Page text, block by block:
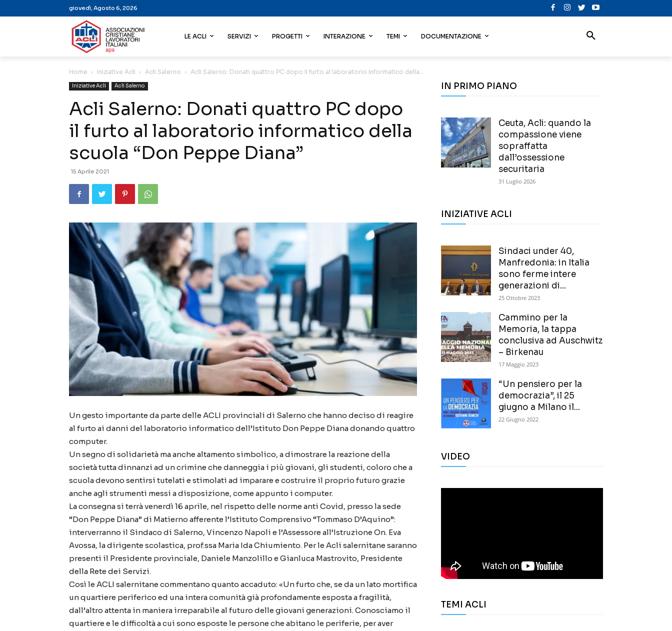
giovedì, Agosto 6, 2026
LE ACLI SERVIZI PROGETTI INTERAZIONE TEMI DOCUMENTAZIONE
Home Iniziative Acli Acli Salerno Acli Salerno: Donati quattro PC dopo il furto al laboratorio informatico della...
Iniziative Acli Acli Salerno
Acli Salerno: Donati quattro PC dopo
il furto al laboratorio informatico della
scuola “Don Peppe Diana”
15 Aprile 2021
Un gesto importante da parte delle ACLI provinciali di Salerno che hanno deciso di reagire
al furto ai danni del laboratorio informatico dell’Istituto Don Peppe Diana donando quattro
computer.
Un segno di solidarietà ma anche altamento simbolico, a dimostrare la reazione della
società tutta dinnanzi ad un crimine che danneggia i più giovani, gli studenti, coloro che a
scuola devono sentirsi tutelati e stimolati ad imparare e costruire il proprio futuro grazie
anche agli strumenti messi a disposizione, come appunto i computer.
La consegna si terrà venerdì 16 aprile, nel rispetto delle norme anti Covid, presso la sede
“Don Peppe Diana” di Matierno afferente l’Istituto Comprensivo “Tommaso D’Aquino”:
interverranno il Sindaco di Salerno, Vincenzo Napoli e l’Assessore all’Istruzione On. Eva
Avossa, la dirigente scolastica, prof.ssa Maria Ida Chiumiento. Per le Acli salernitane saranno
presenti il Presidente provinciale, Daniele Manzolillo e Gianluca Mastrovito, Presidente
della Rete dei Servizi.
Così le ACLI salernitane commentano quanto accaduto: «Un furto che, se da un lato mortifica
un quartiere periferico ed una intera comunità già profondamente esposta a fragilità,
dall’altro attenta in maniera irreparabile al futuro delle giovani generazioni. Conosciamo il
quartiere e le difficoltà a cui sono esposte le persone che abitano le periferie, per aver
IN PRIMO PIANO
Ceuta, Acli: quando la
compassione viene
sopraffatta
dall’ossessione
securitaria
31 Luglio 2026
INIZIATIVE ACLI
Sindaci under 40,
Manfredonia: in Italia
sono ferme intere
generazioni di...
25 Ottobre 2023
Cammino per la
Memoria, la tappa
conclusiva ad Auschwitz
– Birkenau
17 Maggio 2023
“Un pensiero per la
democrazia”, il 25
giugno a Milano il...
22 Giugno 2022
VIDEO
TEMI ACLI